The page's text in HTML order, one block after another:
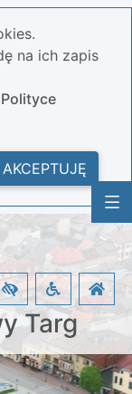
na ich zapis
Polityce
Targ